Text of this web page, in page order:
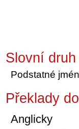
Slovní druh
Podstatné
Překlady
Anglicky